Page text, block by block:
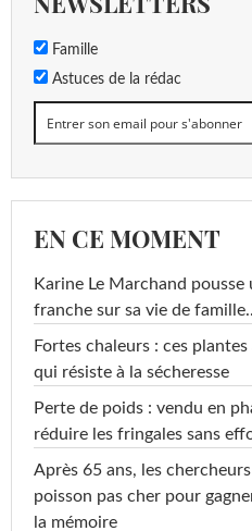
Famille
Astuces de la rédac
EN CE MOMENT
Karine Le Marchand
franche sur sa vie de
Fortes chaleurs : ces
qui résiste à la sécheresse
Perte de poids : vendu en
réduire les fringales sans
Après 65 ans, les
poisson pas cher pour
la mémoire